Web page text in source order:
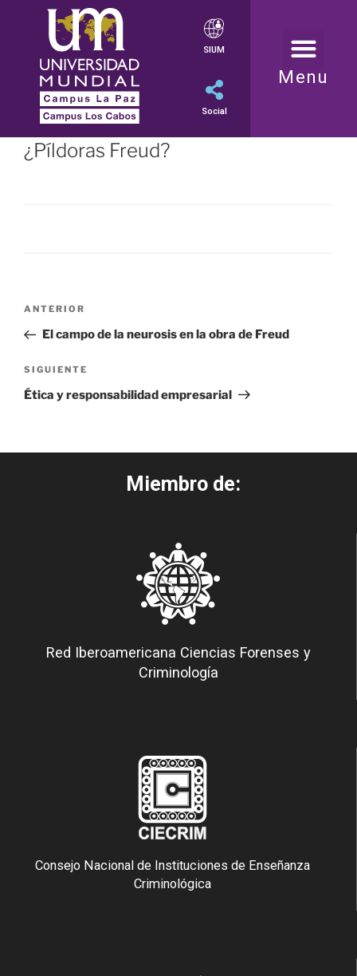
SIUM
Social
Menu
¿Píldoras Freud?
ANTERIOR
El campo de la neurosis en la obra de Freud
SIGUIENTE
Ética y responsabilidad empresarial
Miembro de:
Red Iberoamericana Ciencias Forenses y
Criminología
Consejo Nacional de Instituciones de Enseñanza
Criminológica